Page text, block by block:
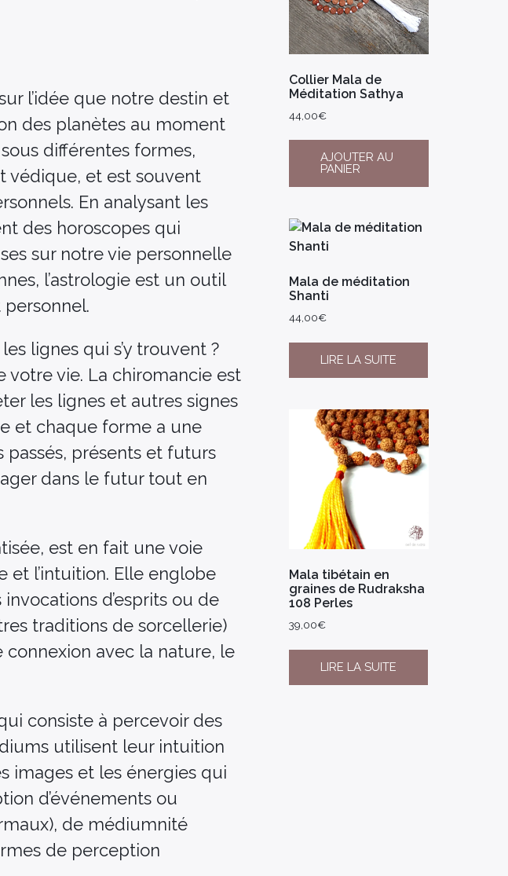
l’idée que notre destin et
des planètes au moment
différentes formes,
védique, et est souvent
En analysant les
des horoscopes qui
sur notre vie personnelle
l’astrologie est un outil
lignes qui s’y trouvent ?
votre vie. La chiromancie est
les lignes et autres signes
et chaque forme a une
présents et futurs
dans le futur tout en
est en fait une voie
l’intuition. Elle englobe
d’esprits ou de
traditions de sorcellerie)
avec la nature, le
consiste à percevoir des
utilisent leur intuition
images et les énergies qui
d’événements ou
de médiumnité
de perception
Collier Mala de
Méditation Sathya
44,00€
AJOUTER AU
PANIER
Mala de méditation
Shanti
44,00€
LIRE LA SUITE
Mala tibétain en
graines de Rudraksha
108 Perles
39,00€
LIRE LA SUITE